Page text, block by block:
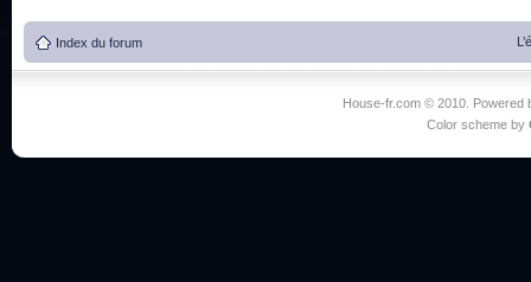
Index du forum
House-fr.com © 2010. Powered
Color scheme by